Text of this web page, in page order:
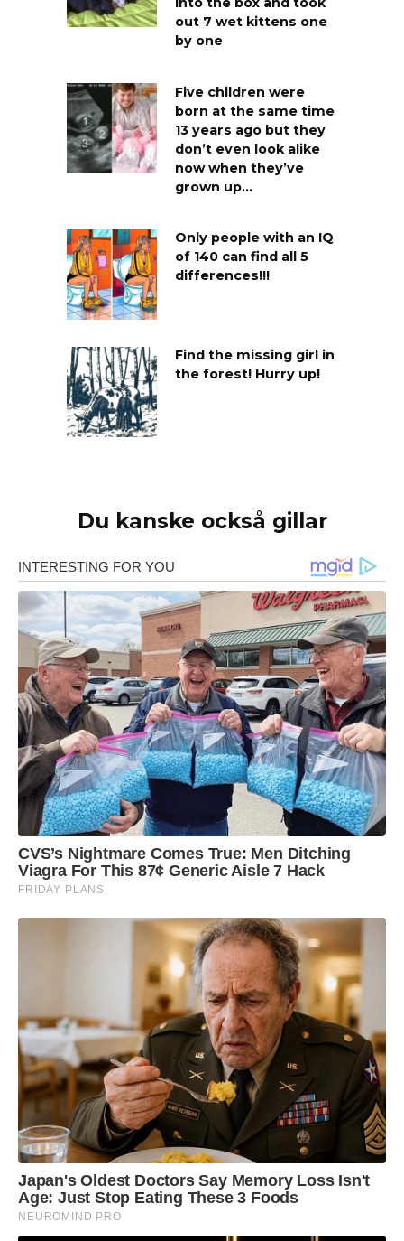
out 7 wet kittens one
by one
Five children were
born at the same time
13 years ago but they
don’t even look alike
now when they’ve
grown up…
Only people with an IQ
of 140 can find all 5
differences!!!
Find the missing girl in
the forest! Hurry up!
Du kanske också gillar